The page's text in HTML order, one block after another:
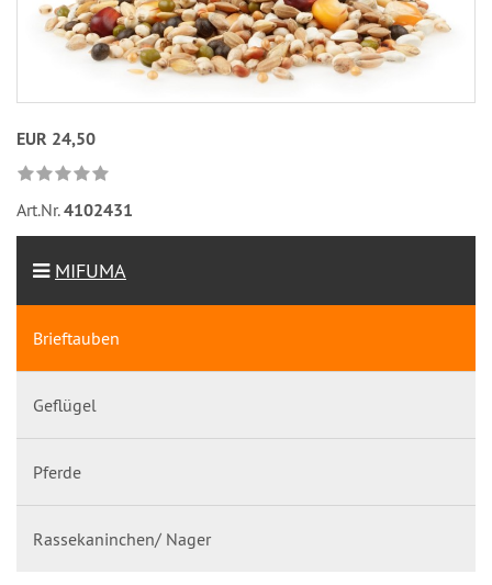
EUR 24,50
Art.Nr.4102431
MIFUMA
Brieftauben
Geflügel
Pferde
Rassekaninchen/ Nager